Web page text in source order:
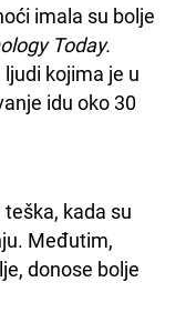
imala su bolje
Today.
kojima je u
idu oko 30
kada su
Međutim,
donose bolje